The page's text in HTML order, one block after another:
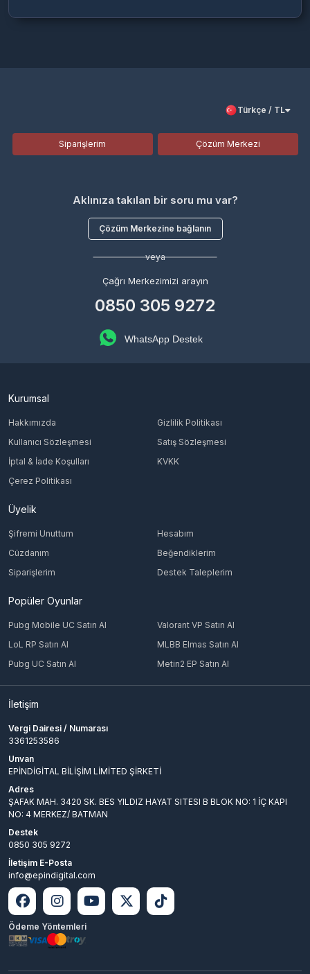
Türkçe / TL
Siparişlerim Çözüm Merkezi
Aklınıza takılan bir soru mu var?
Çözüm Merkezine bağlanın
veya
Çağrı Merkezimizi arayın
0850 305 9272
WhatsApp Destek
Kurumsal
Hakkımızda
Gizlilik Politikası
Kullanıcı Sözleşmesi
Satış Sözleşmesi
İptal & İade Koşulları
KVKK
Çerez Politikası
Üyelik
Şifremi Unuttum
Hesabım
Cüzdanım
Beğendiklerim
Siparişlerim
Destek Taleplerim
Popüler Oyunlar
Pubg Mobile UC Satın Al
Valorant VP Satın Al
LoL RP Satın Al
MLBB Elmas Satın Al
Pubg UC Satın Al
Metin2 EP Satın Al
İletişim
Vergi Dairesi / Numarası
3361253586
Unvan
EPİNDİGİTAL BİLİŞİM LİMİTED ŞİRKETİ
Adres
ŞAFAK MAH. 3420 SK. BES YILDIZ HAYAT SITESI B BLOK NO: 1 İÇ KAPI
NO: 4 MERKEZ/ BATMAN
Destek
0850 305 9272
İletişim E-Posta
info@epindigital.com
Ödeme Yöntemleri